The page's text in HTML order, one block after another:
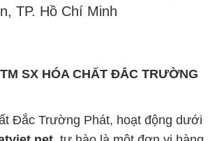
TP. Hồ Chí Minh
SX HÓA CHẤT ĐẮC TRƯỜNG
Đắc Trường Phát, hoạt động dưới